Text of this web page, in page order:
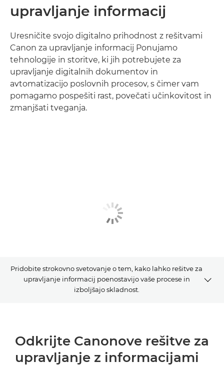
upravljanje informacij
Uresničite svojo digitalno prihodnost z rešitvami
Canon za upravljanje informacij Ponujamo
tehnologije in storitve, ki jih potrebujete za
upravljanje digitalnih dokumentov in
avtomatizacijo poslovnih procesov, s čimer vam
pomagamo pospešiti rast, povečati učinkovitost in
zmanjšati tveganja.
Pridobite strokovno svetovanje o tem, kako lahko rešitve za
upravljanje informacij poenostavijo vaše procese in
izboljšajo skladnost.
SREDIŠČE Z VSEBINAMI
NAJNOVEJŠE POSODOBITVE
Odkrijte Canonove rešitve za
upravljanje z informacijami